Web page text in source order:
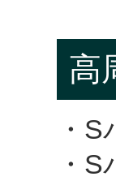
高
・
・